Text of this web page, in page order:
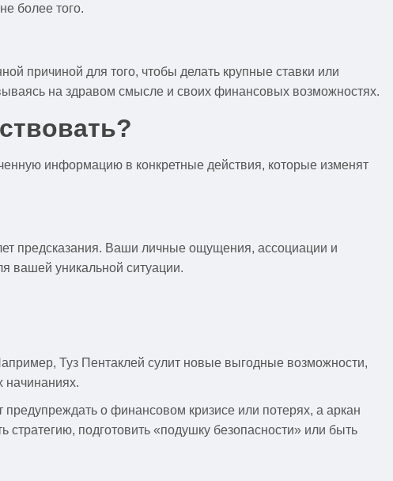
более того.
причиной для того, чтобы делать крупные ставки или
на здравом смысле и своих финансовых возможностях.
информацию в конкретные действия, которые изменят
предсказания. Ваши личные ощущения, ассоциации и
вашей уникальной ситуации.
Туз Пентаклей сулит новые выгодные возможности,
начинаниях.
о финансовом кризисе или потерях, а аркан
подготовить «подушку безопасности» или быть